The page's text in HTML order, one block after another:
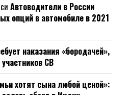
Автоводители в России
опций в автомобиле в 2021
наказания «бородачей»,
СВ
хотят сына любой ценой»: